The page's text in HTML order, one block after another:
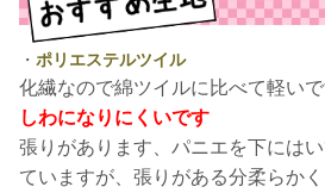
・ ポリエステルツイル
化繊なので綿ツイルに比べて軽いで
しわになりにくいです
張りがあります、パニエを下には
ていますが、張りがある分柔らか